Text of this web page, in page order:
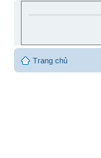
Trang chủ